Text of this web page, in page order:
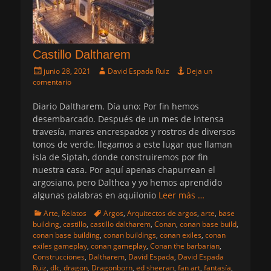
Castillo Daltharem
Publicado
el
junio 28, 2021 AutorDavid Espada Ruiz
Deja un
comentario
Diario Daltharem. Día uno: Por fin hemos
desembarcado. Después de un mes de intensa
travesía, mares encrespados y rostros de diversos
tonos de verde, llegamos a este lugar que llaman
isla de Siptah, donde construiremos por fin
nuestra casa. Por aquí apenas chapurrean el
argosiano, pero Dalthea y yo hemos aprendido
algunas palabras en aquilonio Leer más …
Categorias
Arte, Relatos Etiquetas
Argos, Arquitectos de argos, arte, base
building, castillo, castillo daltharem, Conan, conan base build,
conan base building, conan buildings, conan exiles, conan
exiles gameplay, conan gameplay, Conan the barbarian,
Construcciones, Daltharem, David Espada, David Espada
Ruiz, dlc, dragon, Dragonborn, ed sheeran, fan art, fantasía,